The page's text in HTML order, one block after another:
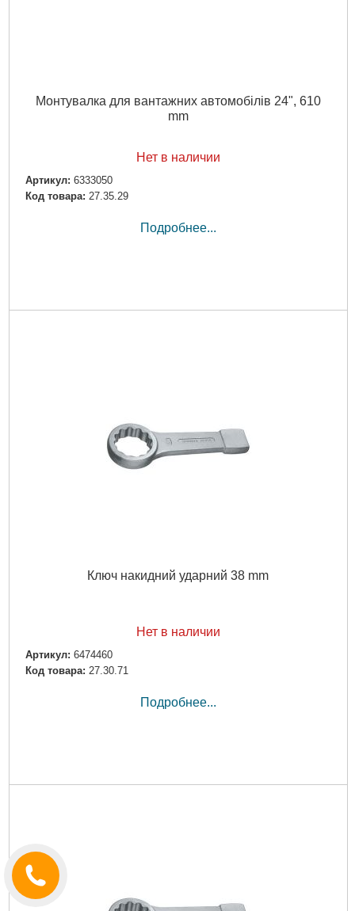
Монтувалка для вантажних автомобілів 24", 610
mm
Нет в наличии
Артикул: 6333050
Код товара: 27.35.29
Подробнее...
Ключ накидний ударний 38 mm
Нет в наличии
Артикул: 6474460
Код товара: 27.30.71
Подробнее...